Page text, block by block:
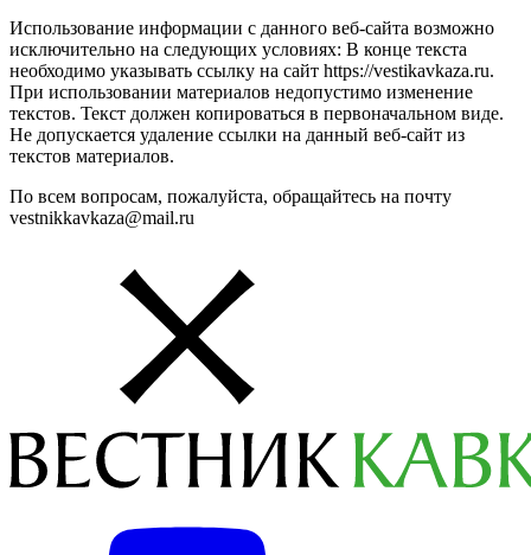
Использование информации с данного веб-сайта возможно
исключительно на следующих условиях: В конце текста
необходимо указывать ссылку на сайт https://vestikavkaza.ru.
При использовании материалов недопустимо изменение
текстов. Текст должен копироваться в первоначальном виде.
Не допускается удаление ссылки на данный веб-сайт из
текстов материалов.
По всем вопросам, пожалуйста, обращайтесь на почту
vestnikkavkaza@mail.ru